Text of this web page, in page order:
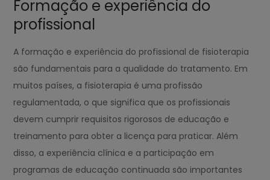
Formação e experiência do
profissional
A formação e experiência do profissional de fisioterapia
são fundamentais para a qualidade do tratamento. Em
muitos países, a fisioterapia é uma profissão
regulamentada, o que significa que os profissionais
devem cumprir requisitos rigorosos de educação e
treinamento para obter a licença para praticar. Além
disso, a experiência clínica e a participação em
programas de educação continuada são importantes